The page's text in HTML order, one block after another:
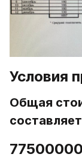
Условия
Общая
составляет